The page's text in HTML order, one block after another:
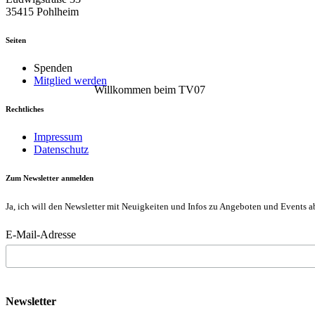
Willkommen beim TV07
35415 Pohlheim
Seiten
Spenden
Mitglied werden
Rechtliches
Impressum
Datenschutz
Zum Newsletter anmelden
Ja, ich will den Newsletter mit Neuigkeiten und Infos zu Angeboten und Events
E-Mail-Adresse
Newsletter